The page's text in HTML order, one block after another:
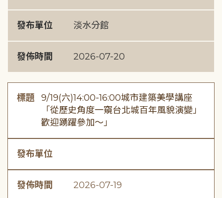
發布單位 淡水分館
發佈時間 2026-07-20
標題 9/19(六)14:00-16:00城市建築美學講座
「從歷史角度一窺台北城百年風貌演變」
歡迎踴躍參加～」
發布單位
發佈時間 2026-07-19